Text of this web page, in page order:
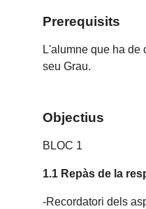
Prerequisits
L'alumne que ha de
seu Grau.
Objectius
BLOC 1
1.1 Repàs de la
-Recordatori dels